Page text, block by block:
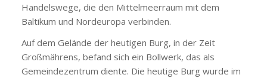
Handelswege, die den Mittelmeerraum mit dem
Baltikum und Nordeuropa verbinden.
Auf dem Gelände der heutigen Burg, in der Zeit
Großmährens, befand sich ein Bollwerk, das als
Gemeindezentrum diente. Die heutige Burg wurde im